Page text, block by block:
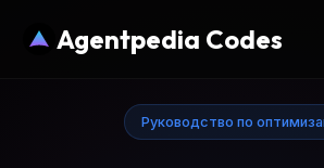
Agentpedia Codes
Руководство по